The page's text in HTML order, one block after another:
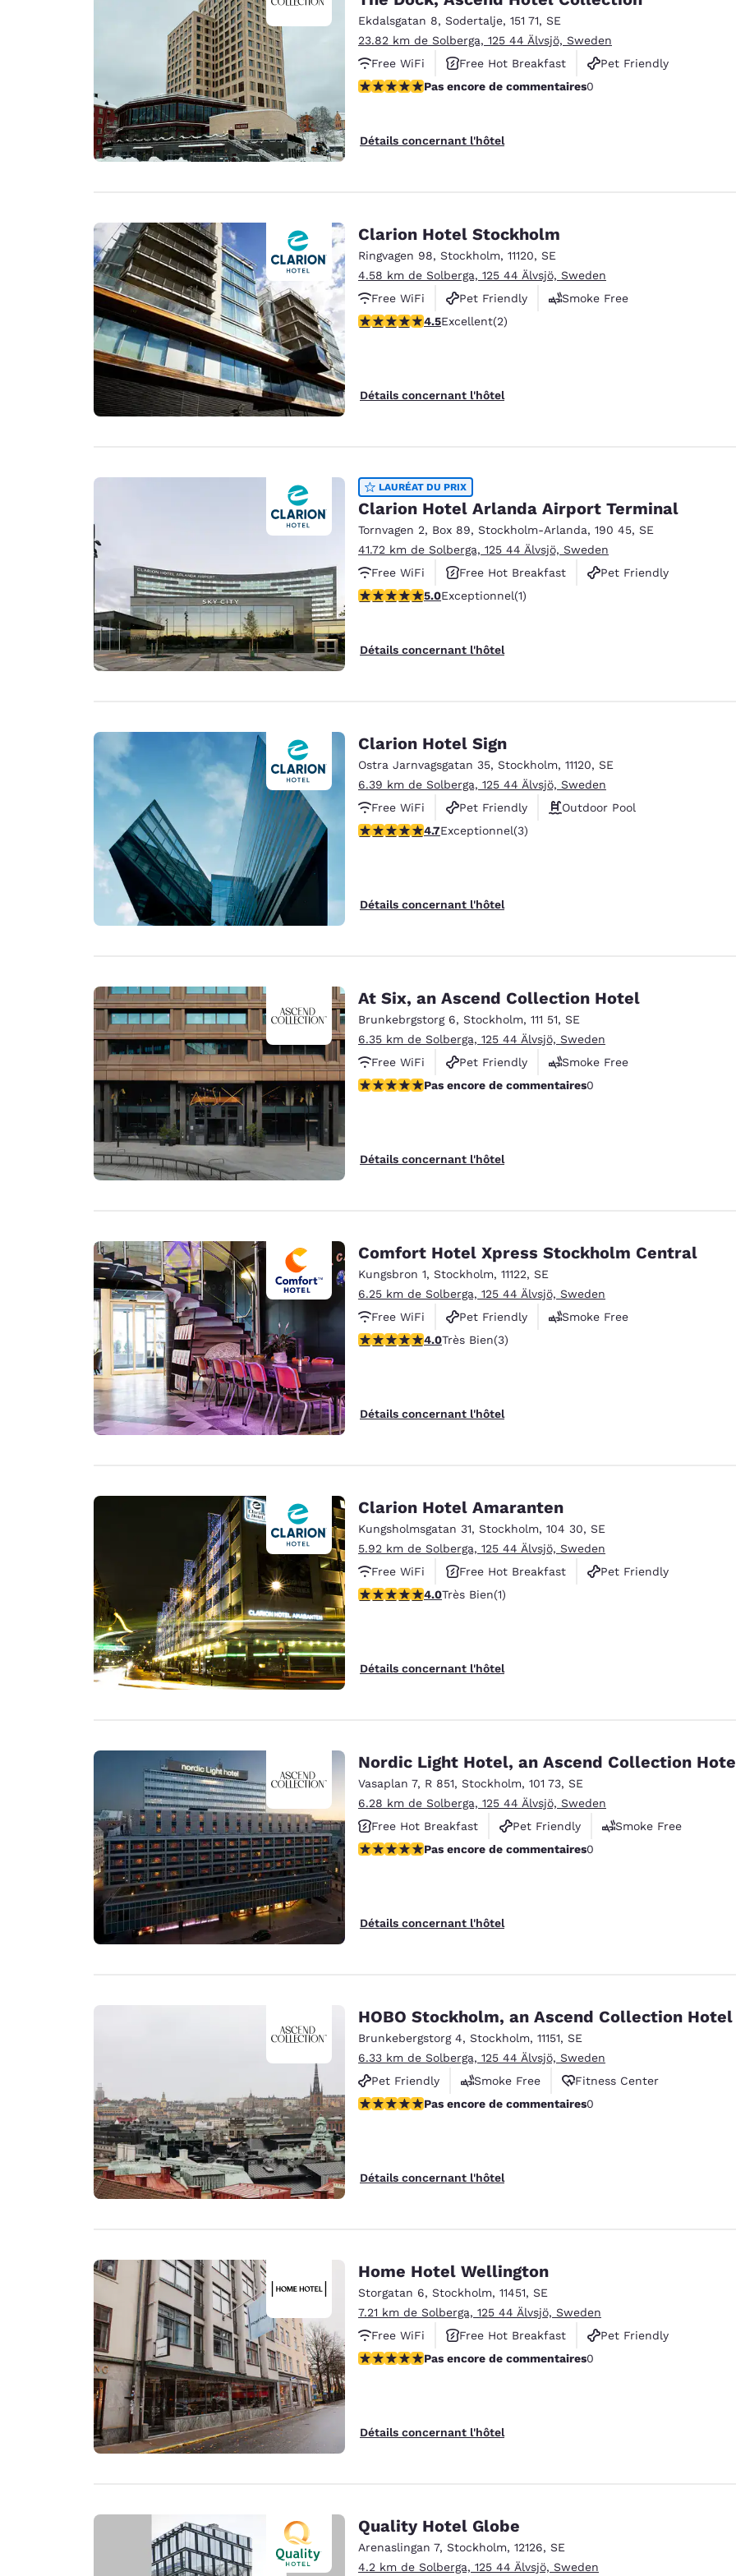
Español
Deutschland
English
Spain
English Français
United Kingdom
Asie-Pacifique
Australia
English
India
English
Ekdalsgatan 8, Sodertalje, 151 71, SE
23.82 km de Solberga, 125 44 Älvsjö, Sweden
Free WiFi
Free Hot Breakfast
Pet Friendly
Pas encore de commentaires
Pas encore de commentaires0
Détails concernant l'hôtel
Clarion Hotel Stockholm
Ringvagen 98, Stockholm, 11120, SE
4.58 km de Solberga, 125 44 Älvsjö, Sweden
Free WiFi
Pet Friendly
Smoke Free
4.5 étoiles. Excellent. 2 commentaires
4.5Excellent(2)
Détails concernant l'hôtel
LAURÉAT DU PRIX
Clarion Hotel Arlanda Airport Terminal
Tornvagen 2, Box 89, Stockholm-Arlanda, 190 45, SE
41.72 km de Solberga, 125 44 Älvsjö, Sweden
Free WiFi
Free Hot Breakfast
Pet Friendly
5 étoiles. Exceptionnel. 1 commentaire
5.0Exceptionnel(1)
Détails concernant l'hôtel
Clarion Hotel Sign
Ostra Jarnvagsgatan 35, Stockholm, 11120, SE
6.39 km de Solberga, 125 44 Älvsjö, Sweden
Free WiFi
Pet Friendly
Outdoor Pool
4.67 étoiles. Exceptionnel. 3 commentaires
4.7Exceptionnel(3)
Détails concernant l'hôtel
At Six, an Ascend Collection Hotel
Brunkebrgstorg 6, Stockholm, 111 51, SE
6.35 km de Solberga, 125 44 Älvsjö, Sweden
Free WiFi
Pet Friendly
Smoke Free
Pas encore de commentaires
Pas encore de commentaires0
Détails concernant l'hôtel
Comfort Hotel Xpress Stockholm Central
Kungsbron 1, Stockholm, 11122, SE
6.25 km de Solberga, 125 44 Älvsjö, Sweden
Free WiFi
Pet Friendly
Smoke Free
4 étoiles. Très Bien. 3 commentaires
4.0Très Bien(3)
Détails concernant l'hôtel
Clarion Hotel Amaranten
Kungsholmsgatan 31, Stockholm, 104 30, SE
5.92 km de Solberga, 125 44 Älvsjö, Sweden
Free WiFi
Free Hot Breakfast
Pet Friendly
4 étoiles. Très Bien. 1 commentaire
4.0Très Bien(1)
Détails concernant l'hôtel
Nordic Light Hotel, an Ascend Collection
Vasaplan 7, R 851, Stockholm, 101 73, SE
6.28 km de Solberga, 125 44 Älvsjö, Sweden
Free Hot Breakfast
Pet Friendly
Smoke Free
Pas encore de commentaires
Pas encore de commentaires0
Détails concernant l'hôtel
HOBO Stockholm, an Ascend Collection Hotel
Brunkebergstorg 4, Stockholm, 11151, SE
6.33 km de Solberga, 125 44 Älvsjö, Sweden
Pet Friendly
Smoke Free
Fitness Center
Pas encore de commentaires
Pas encore de commentaires0
Détails concernant l'hôtel
Home Hotel Wellington
Storgatan 6, Stockholm, 11451, SE
7.21 km de Solberga, 125 44 Älvsjö, Sweden
Free WiFi
Free Hot Breakfast
Pet Friendly
Pas encore de commentaires
Pas encore de commentaires0
Détails concernant l'hôtel
Quality Hotel Globe
Arenaslingan 7, Stockholm, 12126, SE
4.2 km de Solberga, 125 44 Älvsjö, Sweden